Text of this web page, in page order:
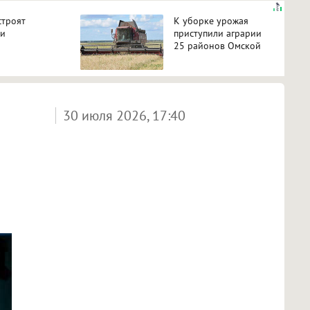
К уборке урожая
приступили аграрии
25 районов Омской
30 июля 2026, 17:40